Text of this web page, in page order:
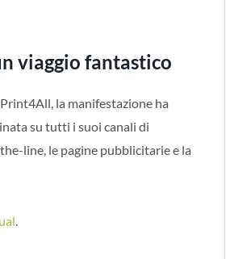
viaggio fantastico
la manifestazione ha
su tutti i suoi canali di
line, le pagine pubblicitarie e la
.